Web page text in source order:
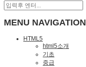
MENU NAVIGATION
HTML5
html5소개
기초
중급